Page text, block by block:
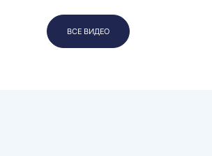
ВСЕ ВИДЕО